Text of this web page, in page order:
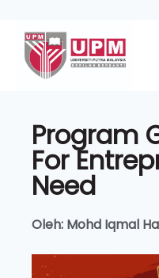
Program
For
Need
Oleh: Mohd Iqmal